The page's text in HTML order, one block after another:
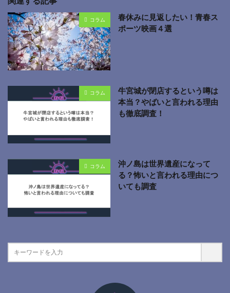
コラム
春休みに見返したい！青春ス
ポーツ映画４選
コラム
牛宮城が閉店するという噂は
本当？やばいと言われる理由
も徹底調査！
コラム
沖ノ島は世界遺産になって
る？怖いと言われる理由につ
いても調査